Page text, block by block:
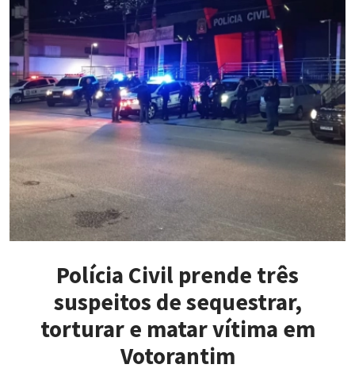
Polícia Civil prende três
suspeitos de sequestrar,
torturar e matar vítima em
Votorantim